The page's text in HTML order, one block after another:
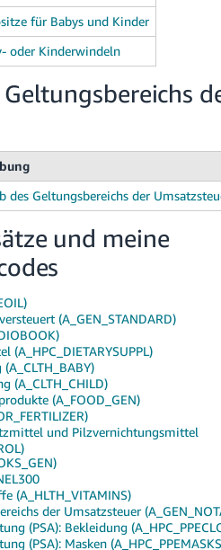
für Babys und Kinder
oder Kinderwindeln
des Geltungsbereichs der
und meine
(A_GEN_STANDARD)
(A_HPC_DIETARYSUPPL)
(A_CLTH_CHILD)
(A_FOOD_GEN)
und Pilzvernichtungsmittel
(A_HLTH_VITAMINS)
der Umsatzsteuer
(PSA): Bekleidung
(PSA): Masken